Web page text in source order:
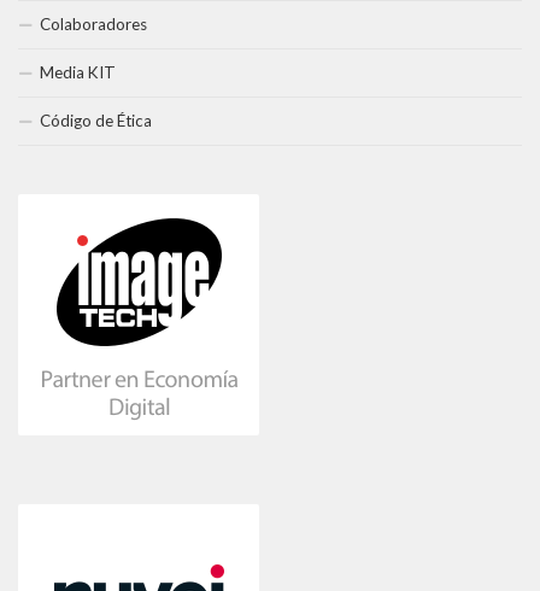
Colaboradores
Media KIT
Código de Ética